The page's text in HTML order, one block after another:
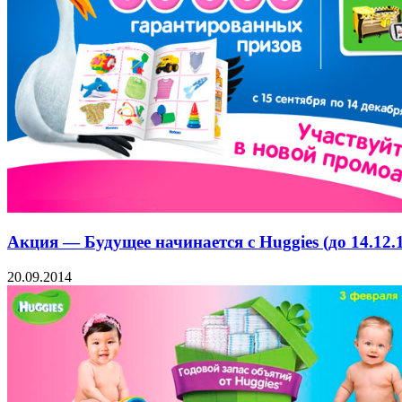
Акция — Будущее начинается с Huggies (до
20.09.2014